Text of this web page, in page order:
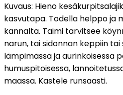
Kuvaus: Hieno
kasvutapa. Todella helppo ja
kannalta. Taimi tarvitsee
narun, tai sidonnan keppiin tai
lämpimässä ja aurinkoisessa
humuspitoisessa,
maassa. Kastele runsaasti.